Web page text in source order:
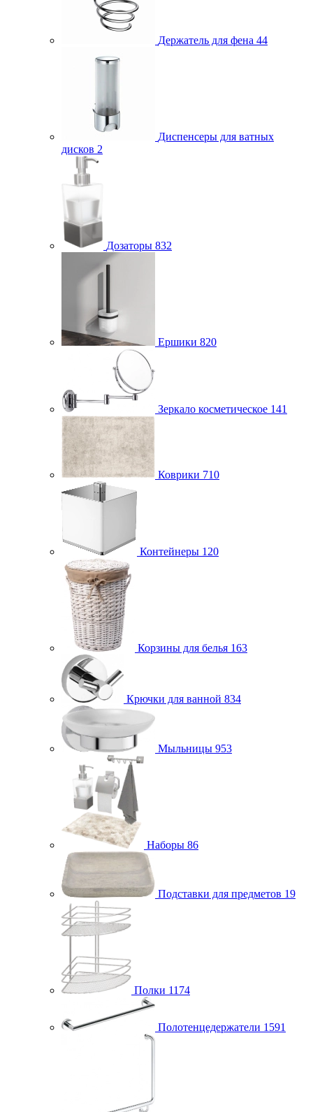
Держатель для фена 44
Диспенсеры для ватных
дисков 2
Дозаторы 832
Ершики 820
Зеркало косметическое 141
Коврики 710
Контейнеры 120
Корзины для белья 163
Крючки для ванной 834
Мыльницы 953
Наборы 86
Подставки для предметов 19
Полки 1174
Полотенцедержатели 1591